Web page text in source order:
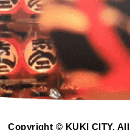
Copyright © KUKI CITY.